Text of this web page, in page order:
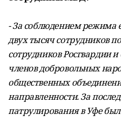
- За соблюдением режима
двух тысяч сотрудников
сотрудников Росгвардии
членов добровольных
общественных
направленности. За
патрулирования в Уфе